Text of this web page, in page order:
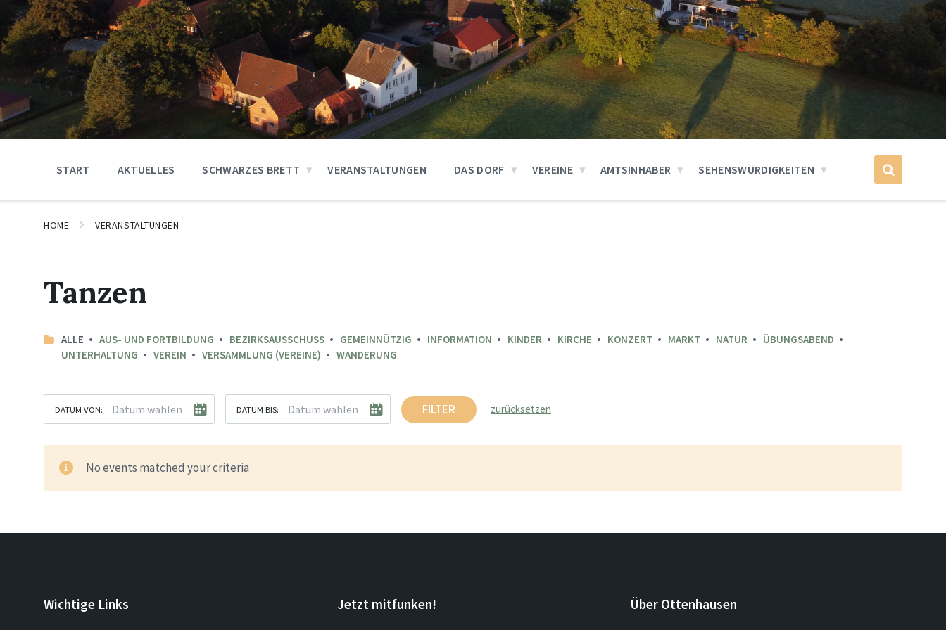
START AKTUELLES SCHWARZES BRETT VERANSTALTUNGEN DAS DORF VEREINE AMTSINHABER SEHENSWÜRDIGKEITEN
HOME VERANSTALTUNGEN
Tanzen
ALLE AUS- UND FORTBILDUNG BEZIRKSAUSSCHUSS GEMEINNÜTZIG INFORMATION KINDER KIRCHE KONZERT MARKT NATUR
ÜBUNGSABEND
UNTERHALTUNG
VEREIN VERSAMMLUNG (VEREINE) WANDERUNG
DATUM VON: DATUM BIS: FILTER zurücksetzen
No events matched your criteria
Wichtige Links Jetzt mitfunken! Über Ottenhausen